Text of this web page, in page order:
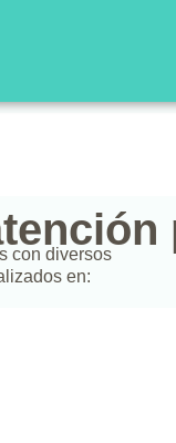
con diversos
en: